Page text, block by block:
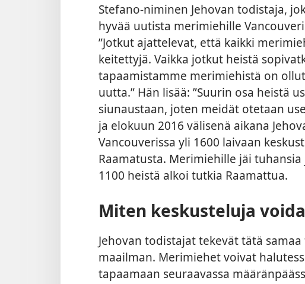
Stefano-niminen Jehovan todistaja,
hyvää uutista merimiehille
”Jotkut ajattelevat, että kaikki
keitettyjä. Vaikka jotkut heistä
tapaamistamme merimiehistä on
uutta.” Hän lisää: ”Suurin osa heistä
siunaustaan, joten meidät otetaan
ja elokuun 2016 välisenä aikana
Vancouverissa yli 1600 laivaan
Raamatusta. Merimiehille jäi
1100 heistä alkoi tutkia Raamattua.
Miten keskusteluja
Jehovan todistajat tekevät tätä
maailman. Merimiehet voivat
tapaamaan seuraavassa